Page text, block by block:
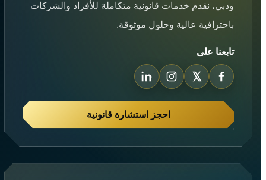
ودبي، نقدم خدمات قانونية متكاملة للأفراد والشركات
باحترافية عالية وحلول موثوقة.
تابعنا على
احجز استشارة قانونية